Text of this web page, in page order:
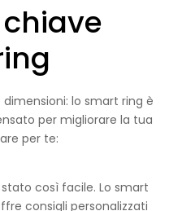
lo smart ring è
per migliorare la tua
per te:
così facile. Lo smart
consigli personalizzati